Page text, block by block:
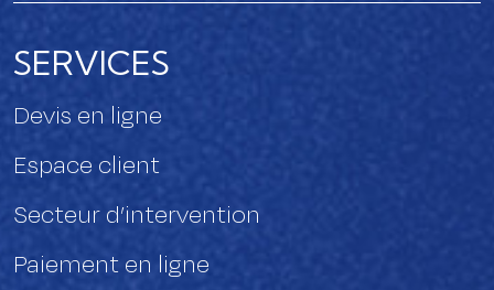
SERVICES
Devis en ligne
Espace client
Secteur d’intervention
Paiement en ligne